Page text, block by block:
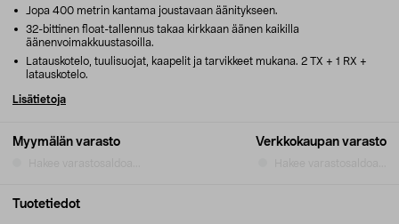
Myymälän varasto Verkkokaupan varasto
Jopa 400 metrin kantama joustavaan äänitykseen.
32-bittinen float-tallennus takaa kirkkaan äänen kaikilla
äänenvoimakkuustasoilla.
Latauskotelo, tuulisuojat, kaapelit ja tarvikkeet mukana. 2 TX + 1 RX +
latauskotelo.
Lisätietoja
Tuotetiedot